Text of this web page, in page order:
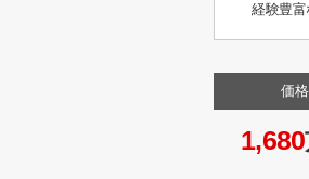
経験豊
価格
1,680